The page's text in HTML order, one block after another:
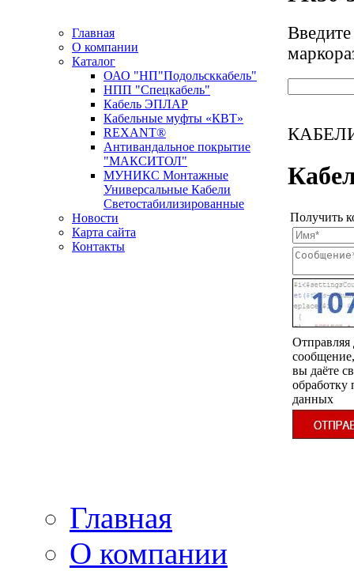
Главная
О компании
Каталог
ОАО "НП"Подольсккабель"
НПП "Спецкабель"
Кабель ЭПЛАР
Кабельные муфты «КВТ»
REXANT®
Антивандальное покрытие
"МАКСИТОЛ"
МУНИКС Монтажные
Универсальные Кабели
Светостабилизированные
Новости
Карта сайта
Контакты
Получить
Отправляя
сообщение,
вы даёте
обработку
данных
Главная
О компании